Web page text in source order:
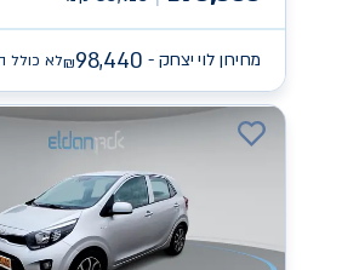
מחירון לוי יצחק - ₪98,440 לא כולל